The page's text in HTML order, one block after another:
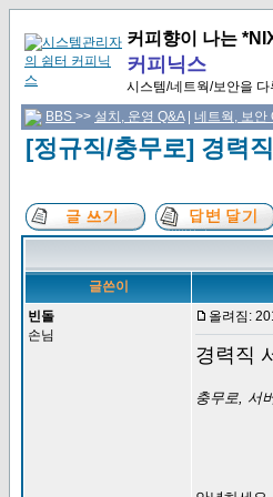
커피향이 나는
커피닉스
시스템/네트웍/보안을 다
BBS >> 설치, 운영 Q&A| 네트웍, 보안
[정규직/충무로] 경력
글쓴이
빈돌
손님
올려짐:
경력직
충무로, 서